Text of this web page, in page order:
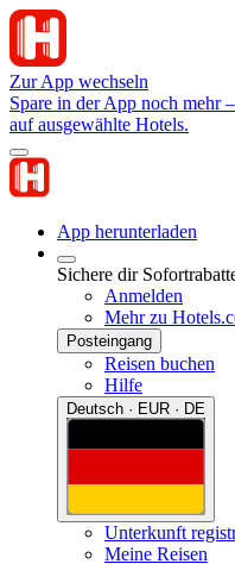
Zur App wechseln
Spare in der App noch mehr
auf ausgewählte Hotels.
App herunterladen
Sichere dir
Anmelden
Mehr zu
Posteingang
Reisen buchen
Hilfe
Deutsch · EUR · DE
Unterkunft
Meine Reisen